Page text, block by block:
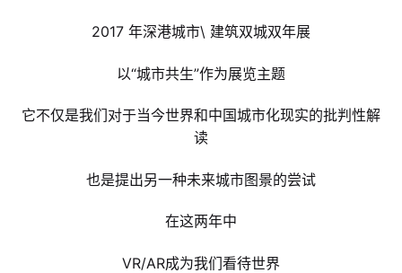
2017 年深港城市\ 建筑双城双年展
以“城市共生”作为展览主题
它不仅是我们对于当今世界和中国城市化现实的批判性解
读
也是提出另一种未来城市图景的尝试
在这两年中
VR/AR成为我们看待世界